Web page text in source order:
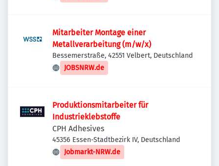
Mitarbeiter Montage einer
Metallverarbeitung (m/w/x)
Bessemerstraße, 42551 Velbert, Deutschland
JOBSNRW.de
Produktionsmitarbeiter für
Industrieklebstoffe
CPH Adhesives
45356 Essen-Stadtbezirk IV, Deutschland
Jobmarkt-NRW.de